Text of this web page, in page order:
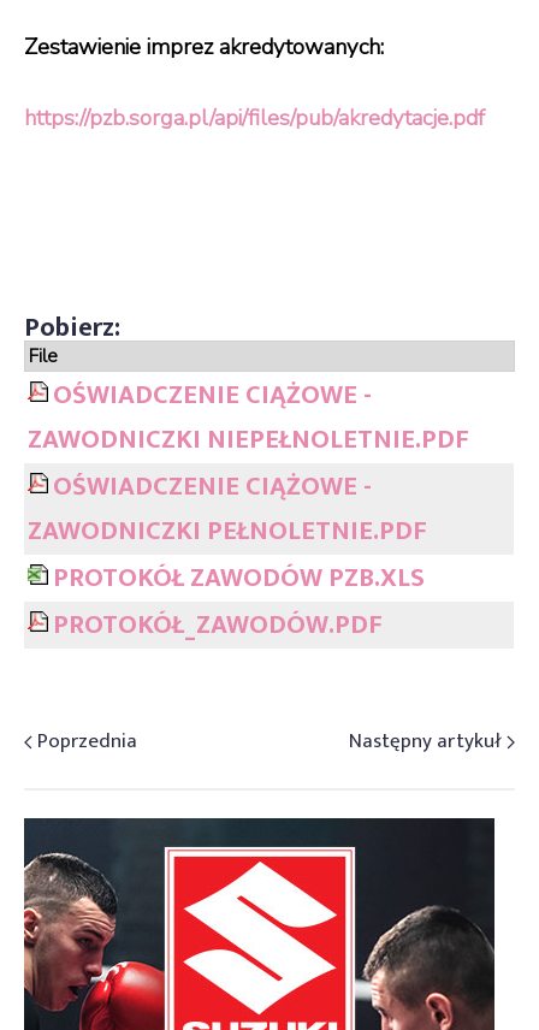
Zestawienie imprez akredytowanych:
https://pzb.sorga.pl/api/files/pub/akredytacje.pdf
File
OŚWIADCZENIE CIĄŻOWE -
ZAWODNICZKI NIEPEŁNOLETNIE.PDF
OŚWIADCZENIE CIĄŻOWE -
ZAWODNICZKI PEŁNOLETNIE.PDF
PROTOKÓŁ ZAWODÓW PZB.XLS
PROTOKÓŁ_ZAWODÓW.PDF
Poprzednia Następny artykuł